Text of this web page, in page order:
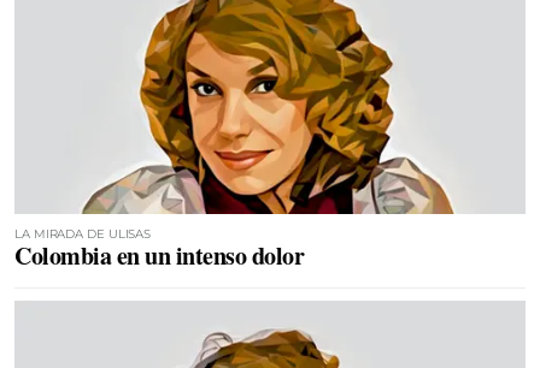
LA MIRADA DE ULISAS
Colombia en un intenso dolor